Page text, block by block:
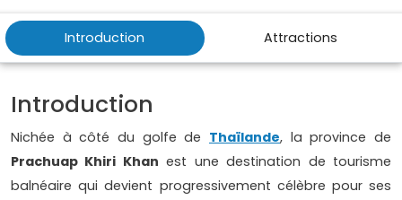
Introduction Attractions
Introduction
Nichée à côté du golfe de Thaïlande, la province de
Prachuap Khiri Khan est une destination de tourisme
balnéaire qui devient progressivement célèbre pour ses